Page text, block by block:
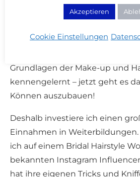
es essentiell, mich weiter zu
Grundlagen der Make-up und
kennengelernt – jetzt geht es
Können auszubauen!
Deshalb investiere ich einen
Einnahmen in
ich auf einem Bridal Hairstyle
bekannten Instagram
hat ihre eigenen Tricks und
Akzeptieren
Cookie Einstellungen